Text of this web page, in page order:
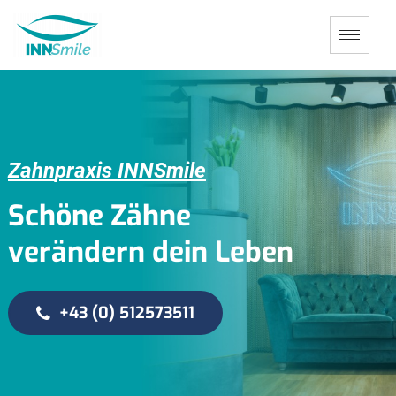
Zahnpraxis INNSmile
+43 (0) 512573511
Schöne Zähne
verändern dein Leben